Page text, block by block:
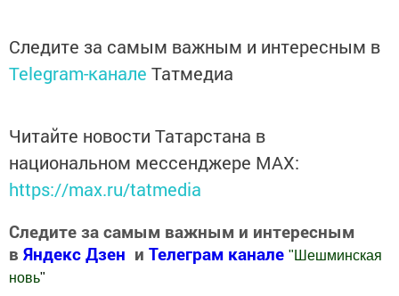
Следите за самым важным и интересным в
Telegram-канале Татмедиа
Читайте новости Татарстана в
национальном мессенджере MАХ:
https://max.ru/tatmedia
Следите за самым важным и интересным
в Яндекс Дзен и Телеграм канале " Шешминская
новь"